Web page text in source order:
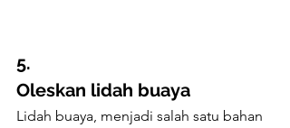
5.
Oleskan lidah buaya
Lidah buaya, menjadi salah satu bahan